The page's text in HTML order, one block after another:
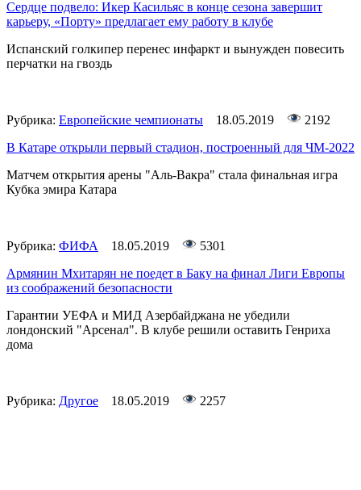
Сердце подвело: Икер Касильяс в конце сезона завершит
карьеру, «Порту» предлагает ему работу в клубе
Испанский голкипер перенес инфаркт и вынужден повесить
перчатки на гвоздь
Рубрика: Европейские чемпионаты 18.05.2019
2192
В Катаре открыли первый стадион, построенный для ЧМ-2022
Матчем открытия арены "Аль-Вакра" стала финальная игра
Кубка эмира Катара
Рубрика: ФИФА 18.05.2019
5301
Армянин Мхитарян не поедет в Баку на финал Лиги Европы
из соображений безопасности
Гарантии УЕФА и МИД Азербайджана не убедили
лондонский "Арсенал". В клубе решили оставить Генриха
дома
Рубрика: Другое 18.05.2019 2257